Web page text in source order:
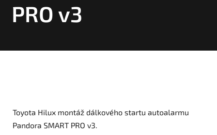
PRO v3
Toyota Hilux montáž dálkového startu autoalarmu
Pandora SMART PRO v3.